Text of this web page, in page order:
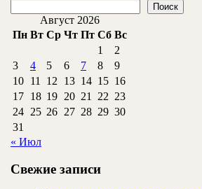
Поиск
Август 2026
Пн Вт Ср Чт Пт Сб Вс
1
2
3
4 5 6 7 8
9
10 11 12 13 14 15 16
17 18 19 20 21 22 23
24 25 26 27 28 29 30
31
« Июл
Свежие записи